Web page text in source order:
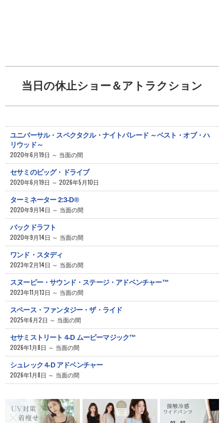
当日の休止ショー＆アトラクション
ユニバーサル・スペクタクル・ナイトパレード ～ベスト・オブ・ハ
リウッド～
2020年6月19日 ～ 当面の間
セサミのビッグ・ドライブ
2020年6月19日 ～ 2026年5月10日
ターミネーター 2:3-D®
2020年9月14日 ～ 当面の間
バックドラフト
2020年9月14日 ～ 当面の間
ワンド・スタディ
2023年2月14日 ～ 当面の間
スヌーピー・サウンド・ステージ・アドベンチャー™
2023年11月13日 ～ 当面の間
スペース・ファンタジー・ザ・ライド
2025年6月2日 ～ 当面の間
セサミストリート 4-D ムービーマジック™
2026年1月8日 ～ 当面の間
シュレック 4-D アドベンチャー
2026年1月8日 ～ 当面の間